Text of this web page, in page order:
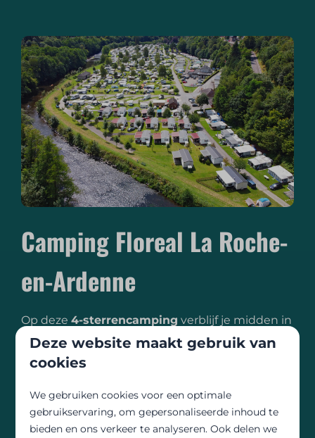
Camping Floreal La Roche-
en-Ardenne
Op deze4-sterrencamping verblijf je midden in
de natuur, omringd door wandel- en
mountainbikeroutes. Je kiest uit
huuraccommodatiesof unieke
glampingmogelijkheden. Dankzij de
uitgebreide voorzieningen is Camping Floreal
Deze website maakt gebruik van
cookies
We gebruiken cookies voor een optimale
gebruikservaring, om gepersonaliseerde inhoud te
bieden en ons verkeer te analyseren. Ook delen we